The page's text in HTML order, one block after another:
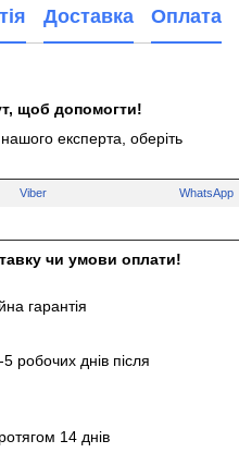
Доставка Оплата
щоб допомогти!
експерта, оберіть
Viber WhatsApp
чи умови оплати!
гарантія
робочих днів після
14 днів